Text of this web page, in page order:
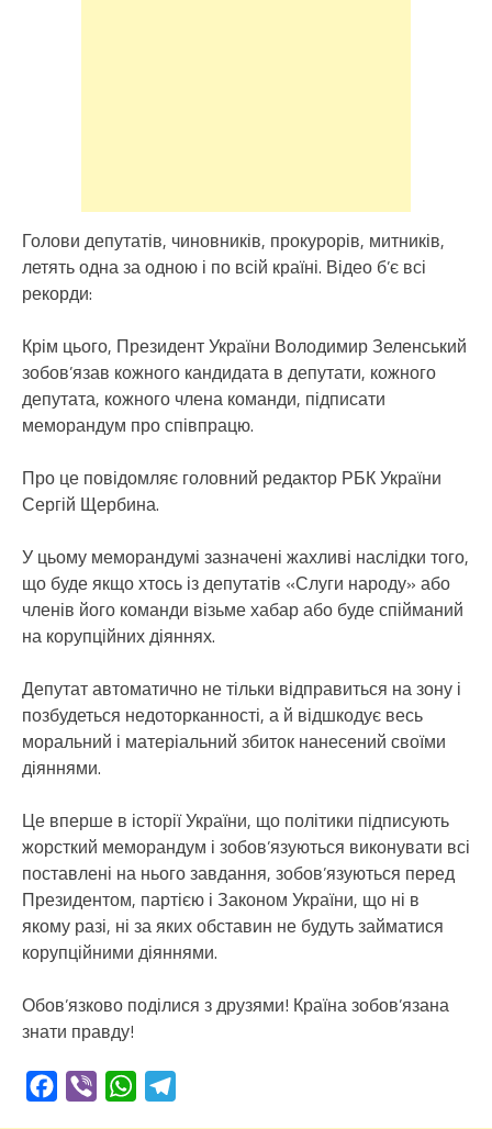
Голови депутатів, чиновників, прокурорів, митників,
летять одна за одною і по всій країні. Відео б’є всі
рекорди:
Крім цього, Президент України Володимир Зеленський
зобов’язав кожного кандидата в депутати, кожного
депутата, кожного члена команди, підписати
меморандум про співпрацю.
Про це повідомляє головний редактор РБК України
Сергій Щербина.
У цьому меморандумі зазначені жахливі наслідки того,
що буде якщо хтось із депутатів «Слуги народу» або
членів його команди візьме хабар або буде спійманий
на корупційних діяннях.
Депутат автоматично не тільки відправиться на зону і
позбудеться недоторканності, а й відшкодує весь
моральний і матеріальний збиток нанесений своїми
діяннями.
Це вперше в історії України, що політики підписують
жорсткий меморандум і зобов’язуються виконувати всі
поставлені на нього завдання, зобов’язуються перед
Президентом, партією і Законом України, що ні в
якому разі, ні за яких обставин не будуть займатися
корупційними діяннями.
Обов’язково поділися з друзями! Країна зобов’язана
знати правду!
Facebook
Viber WhatsApp